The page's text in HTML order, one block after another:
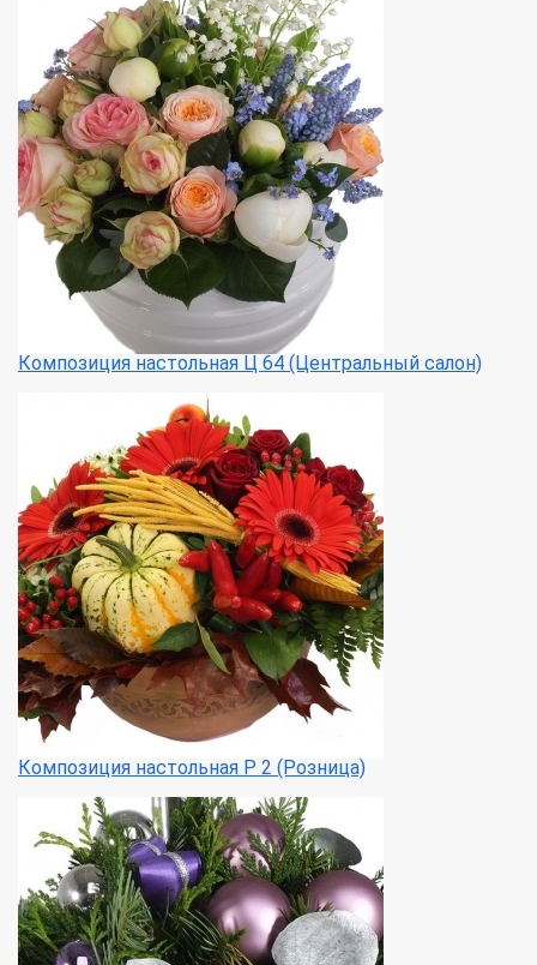
Композиция настольная Ц 64 (Центральный салон)
Композиция настольная Р 2 (Розница)